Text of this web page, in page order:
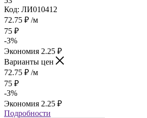
Код: ЛИ010412
72.75 ₽ /м
75 ₽
-3%
Экономия 2.25 ₽
Варианты цен
72.75 ₽ /м
75 ₽
-3%
Экономия 2.25 ₽
Подробности